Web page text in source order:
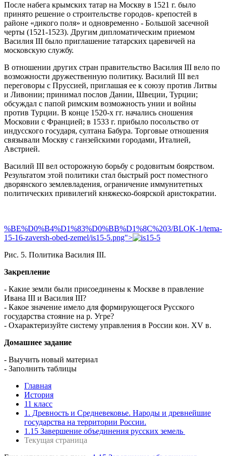
После набега крымских татар на Москву в 1521 г. было
принято решение о строительстве городов- крепостей в
районе «дикого поля» и одновременно - Большой засечной
черты (1521-1523). Другим дипломатическим приемом
Василия III было приглашение татарских царевичей на
московскую службу.
В отношении других стран правительство Василия III вело по
возможности дружественную политику. Василий III вел
переговоры с Пруссией, приглашая ее к союзу против Литвы
и Ливонии; принимал послов Дании, Швеции, Турции;
обсуждал с папой римским возможность унии и войны
против Турции. В конце 1520-х гг. начались сношения
Московии с Францией; в 1533 г. прибыло посольство от
индусского государя, султана Бабура. Торговые отношения
связывали Москву с ганзейскими городами, Италией,
Австрией.
Василий III вел осторожную борьбу с родовитым боярством.
Результатом этой политики стал быстрый рост поместного
дворянского землевладения, ограничение иммунитетных
политических привилегий княжеско-боярской аристократии.
%BE%D0%B4%D1%83%D0%BB%D1%8C%203/BLOK-1/tema-
15-16-zaversh-obed-zemel/is15-5.png">
Рис. 5. Политика Василия III.
Закрепление
- Какие земли были присоединены к Москве в правление
Ивана III и Василия III?
- Какое значение имело для формирующегося Русского
государства стояние на р. Угре?
- Охарактеризуйте систему управления в России кон. XV в.
Домашнее задание
- Выучить новый материал
- Заполнить таблицы
Главная
История
11 класс
1. Древность и Средневековье. Народы и древнейшие
государства на территории России.
1.15 Завершение объединения русских земель
Текущая страница